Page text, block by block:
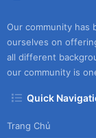
Our community has
ourselves on
all different
our community is
Quick
Trang Chủ